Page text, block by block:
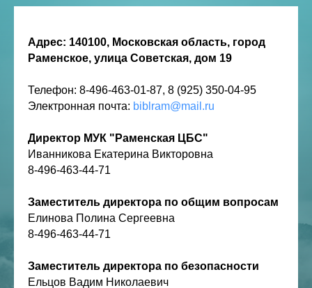
Адрес: 140100, Московская область, город
Раменское, улица Советская, дом 19
Телефон: 8-496-463-01-87, 8 (925) 350-04-95
Электронная почта: biblram@mail.ru
Директор МУК "Раменская ЦБС"
Иванникова Екатерина Викторовна
8-496-463-44-71
Заместитель директора по общим вопросам
Елинова Полина Сергеевна
8-496-463-44-71
Заместитель директора по безопасности
Ельцов Вадим Николаевич